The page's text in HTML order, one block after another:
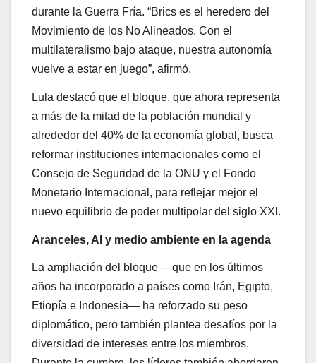
durante la Guerra Fría. “Brics es el heredero del
Movimiento de los No Alineados. Con el
multilateralismo bajo ataque, nuestra autonomía
vuelve a estar en juego”, afirmó.
Lula destacó que el bloque, que ahora representa
a más de la mitad de la población mundial y
alrededor del 40% de la economía global, busca
reformar instituciones internacionales como el
Consejo de Seguridad de la ONU y el Fondo
Monetario Internacional, para reflejar mejor el
nuevo equilibrio de poder multipolar del siglo XXI.
Aranceles, AI y medio ambiente en la agenda
La ampliación del bloque —que en los últimos
años ha incorporado a países como Irán, Egipto,
Etiopía e Indonesia— ha reforzado su peso
diplomático, pero también plantea desafíos por la
diversidad de intereses entre los miembros.